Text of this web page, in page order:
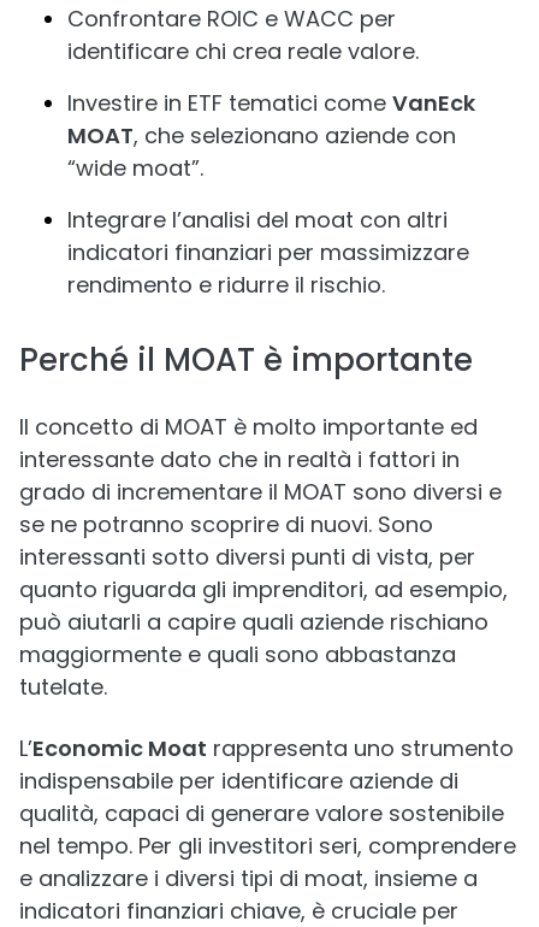
Confrontare ROIC e WACC per
identificare chi crea reale valore.
Investire in ETF tematici come VanEck
MOAT, che selezionano aziende con
“wide moat”.
Integrare l’analisi del moat con altri
indicatori finanziari per massimizzare
rendimento e ridurre il rischio.
Perché il MOAT è importante
Il concetto di MOAT è molto importante ed
interessante dato che in realtà i fattori in
grado di incrementare il MOAT sono diversi e
se ne potranno scoprire di nuovi. Sono
interessanti sotto diversi punti di vista, per
quanto riguarda gli imprenditori, ad esempio,
può aiutarli a capire quali aziende rischiano
maggiormente e quali sono abbastanza
tutelate.
L’Economic Moat rappresenta uno strumento
indispensabile per identificare aziende di
qualità, capaci di generare valore sostenibile
nel tempo. Per gli investitori seri, comprendere
e analizzare i diversi tipi di moat, insieme a
indicatori finanziari chiave, è cruciale per